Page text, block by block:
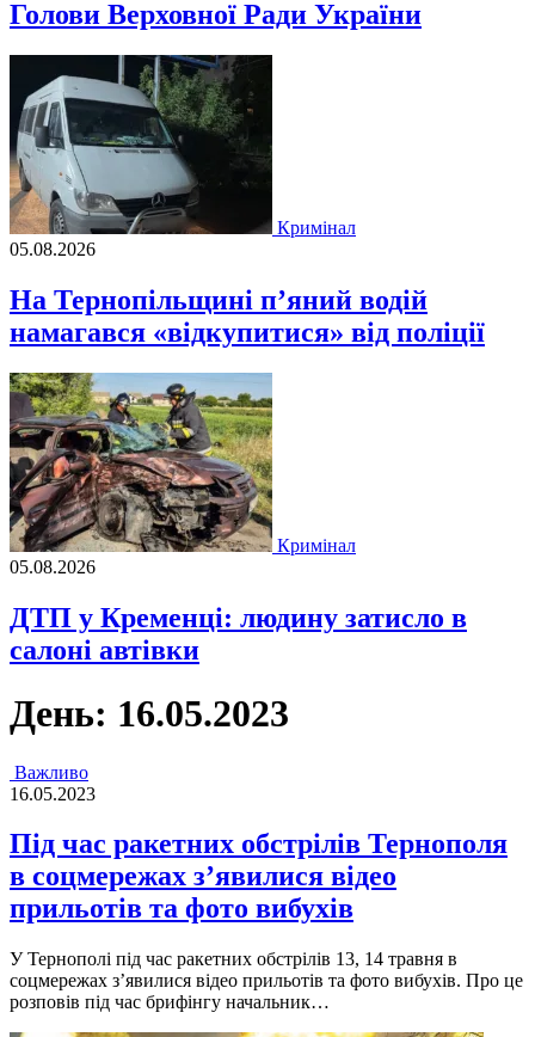
Голови Верховної Ради України
Кримінал
05.08.2026
На Тернопільщині п’яний водій
намагався «відкупитися» від поліції
Кримінал
05.08.2026
ДТП у Кременці: людину затисло в
салоні автівки
День: 16.05.2023
Важливо
16.05.2023
Під час ракетних обстрілів Тернополя
в соцмережах з’явилися відео
прильотів та фото вибухів
У Тернополi пiд час ракетних обстрiлiв 13, 14 травня в
соцмережах з’явилися вiдео прильотiв та фото вибухiв. Про це
розповiв пiд час брифiнгу начальник…